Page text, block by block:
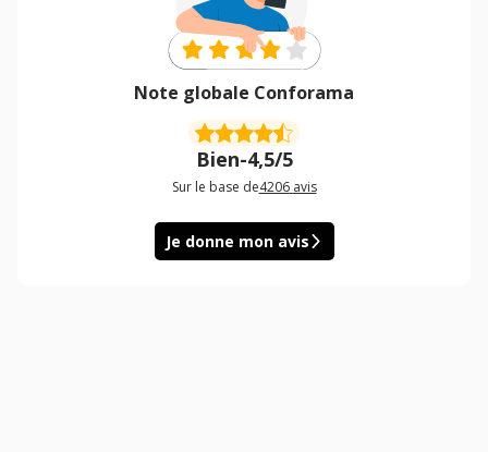
Note globale Conforama
Bien-4,5/5
Sur le base de4206 avis
Je donne mon avis